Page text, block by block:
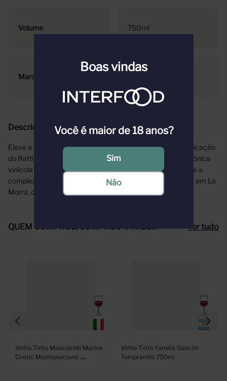
Volume 750ml
Marca
Descrição
Eleve a sua seleção de vinhos com a excelência e a sofisticação
do Ratti Rocche Dell'Annunziata Barolo. Produzido pela icônica
vinícola Renato Ratti, este Barolo personifica a elegância e a
complexidade do prestigiado Cru Rocche Dell'Annunziata, em La
Morra, coração da região de Barolo.
QUEM COMPROU, COMPROU TAMBÉM Ver tudo
Vinho Tinto Masciarelli Marina
Cvetic Montepulciano
Vinho Tinto Familia Gascón
Tempranillo 750ml
Boas vindas
Você é maior de 18 anos?
Sim
Não